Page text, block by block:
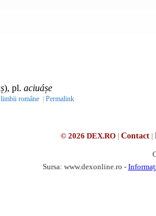
), pl. aciuáșe
române | Permalink
© 2026 DEX.RO| Contact|
Sursa: www.dexonline.ro -